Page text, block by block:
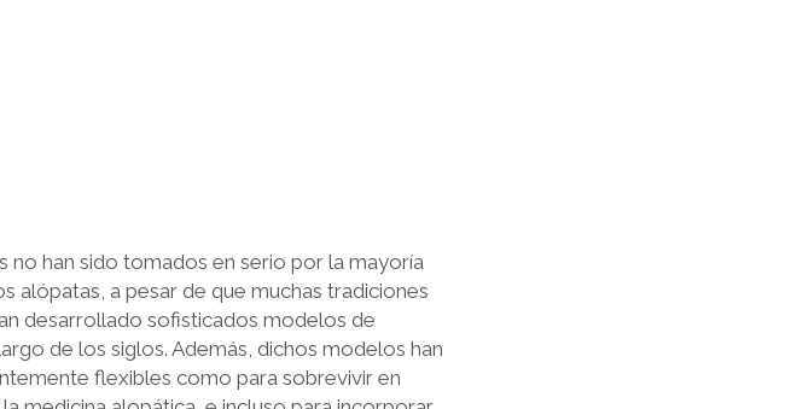
no han sido tomados en serio por la mayo­ría
alópatas, a pesar de que muchas tradiciones
desarrollado sofisticados modelos de
de los siglos. Además, dichos modelos han
flexibles como para sobrevivir en